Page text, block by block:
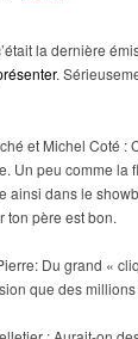
la dernière
.
et Michel Coté :
Un peu comme la
ainsi dans le
ton père est bon.
Du grand «
que des